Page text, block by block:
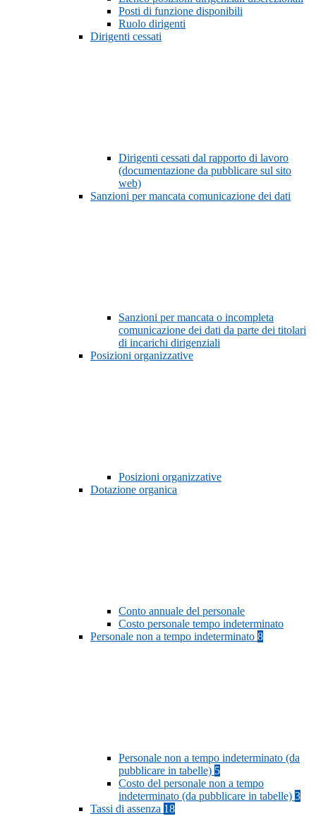
Posti di funzione disponibili
Ruolo dirigenti
Dirigenti cessati
Dirigenti cessati dal rapporto di lavoro
(documentazione da pubblicare sul sito
web)
Sanzioni per mancata comunicazione dei dati
Sanzioni per mancata o incompleta
comunicazione dei dati da parte dei titolari
di incarichi dirigenziali
Posizioni organizzative
Posizioni organizzative
Dotazione organica
Conto annuale del personale
Costo personale tempo indeterminato
Personale non a tempo indeterminato 8
Personale non a tempo indeterminato (da
pubblicare in tabelle) 5
Costo del personale non a tempo
indeterminato (da pubblicare in tabelle) 3
Tassi di assenza 18